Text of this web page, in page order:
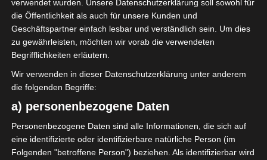
Olympique de Béjà
verwendet wurden. Unsere Datenschutzerklärung soll sowohl für
die Öffentlichkeit als auch für unsere Kunden und
Geschäftspartner einfach lesbar und verständlich sein. Um dies
zu gewährleisten, möchten wir vorab die verwendeten
Begrifflichkeiten erläutern.
Wir verwenden in dieser Datenschutzerklärung unter anderem
die folgenden Begriffe:
a) personenbezogene Daten
Personenbezogene Daten sind alle Informationen, die sich auf
eine identifizierte oder identifizierbare natürliche Person (im
Folgenden "betroffene Person") beziehen. Als identifizierbar wird